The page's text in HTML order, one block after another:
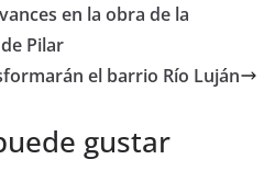
en la obra de la
Pilar
el barrio Río Luján
gustar